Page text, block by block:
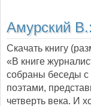
Амурский
Скачать книгу
«В книге
собраны беседы с
поэтами,
четверть века. И